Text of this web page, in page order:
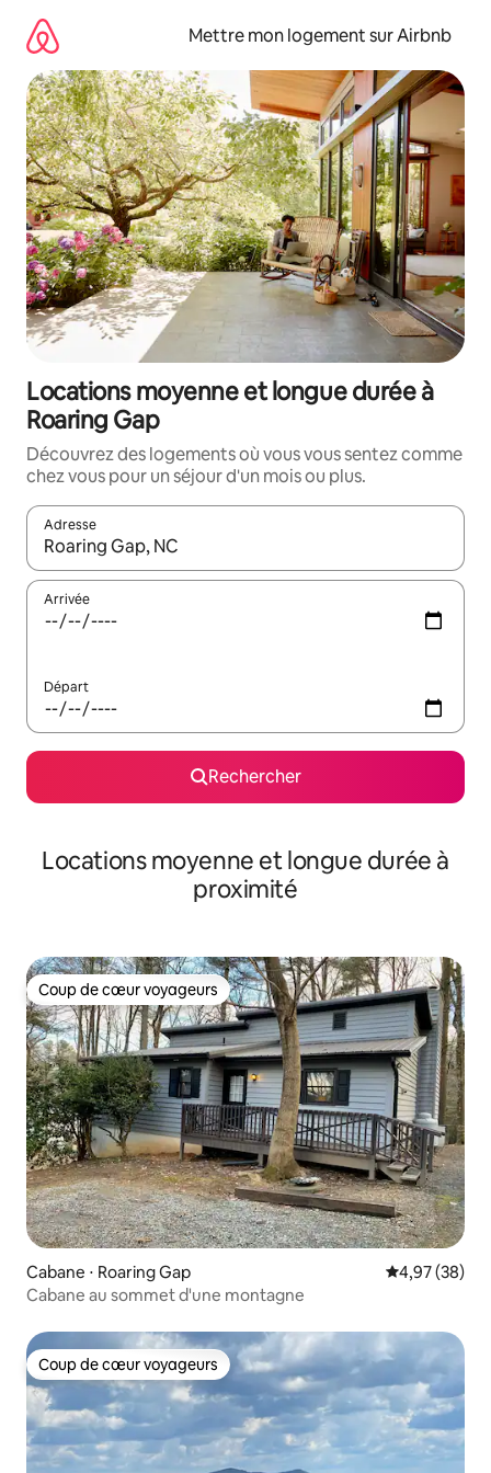
directement
contenu
Mettre mon logement sur Airbnb
Locations moyenne et longue durée à
Roaring Gap
Découvrez des logements où vous vous sentez comme
chez vous pour un séjour d'un mois ou plus.
Adresse
Lorsque les résultats s'affichent, utilisez les flèches vers le
Arrivée
Départ
Rechercher
Locations moyenne et longue durée à
proximité
Coup de cœur voyageurs
Coup de cœur voyageurs
Cabane ⋅ Roaring Gap Évaluation
4,97 (38)
Cabane au sommet d'une montagne
Coup de cœur voyageurs
Coup de cœur voyageurs